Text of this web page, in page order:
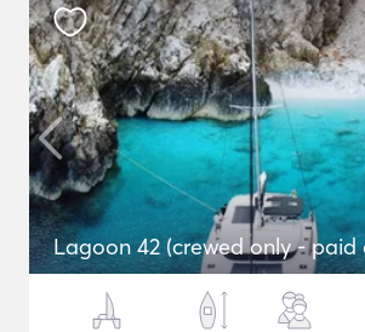
Lagoon 42 (crewed only - paid